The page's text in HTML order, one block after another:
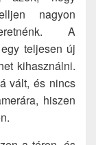
nagyon
A
teljesen új
kihasználni.
vált, és nincs
hiszen